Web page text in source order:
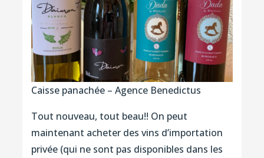
Caisse panachée – Agence Benedictus
Tout nouveau, tout beau!! On peut
maintenant acheter des vins d’importation
privée (qui ne sont pas disponibles dans les